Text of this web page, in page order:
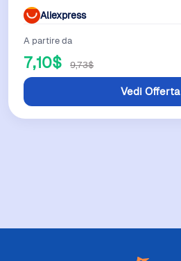
Ladies Dress Decoration
Aliexpress
A partire da
7,10$ 9,73$
Vedi Offerta